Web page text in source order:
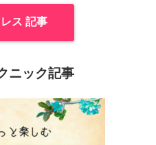
ス 記事
ニック記事